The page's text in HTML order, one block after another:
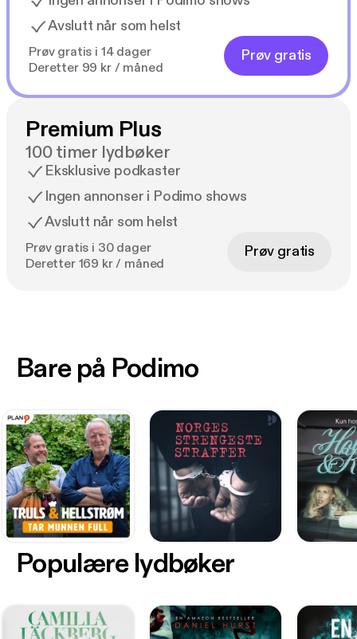
Avslutt når som helst
Prøv gratis i 14 dager
Deretter 99 kr / måned
Prøv gratis
Premium Plus
100 timer lydbøker
Eksklusive podkaster
Ingen annonser i Podimo shows
Avslutt når som helst
Prøv gratis i 30 dager
Deretter 169 kr / måned
Prøv gratis
Bare på Podimo
Populære lydbøker